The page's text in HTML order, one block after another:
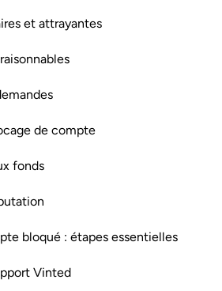
et attrayantes
de compte
fonds
bloqué : étapes essentielles
Vinted